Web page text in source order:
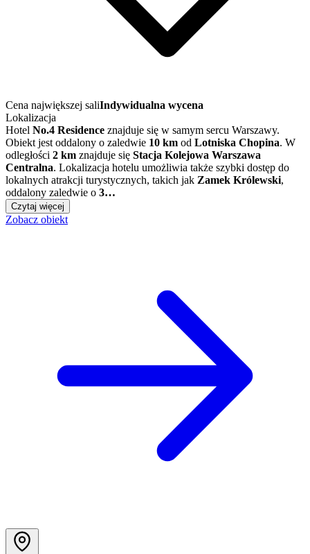
Cena największej saliIndywidualna wycena
Lokalizacja
Hotel No.4 Residence znajduje się w samym sercu Warszawy.
Obiekt jest oddalony o zaledwie 10 km od Lotniska Chopina. W
odległości 2 km znajduje się Stacja Kolejowa Warszawa
Centralna. Lokalizacja hotelu umożliwia także szybki dostęp do
lokalnych atrakcji turystycznych, takich jak Zamek Królewski,
oddalony zaledwie o 3…
Czytaj więcej
Zobacz obiekt